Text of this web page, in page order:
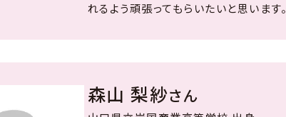
れるよう頑張ってもらいたいと思います。
森山 梨紗さん